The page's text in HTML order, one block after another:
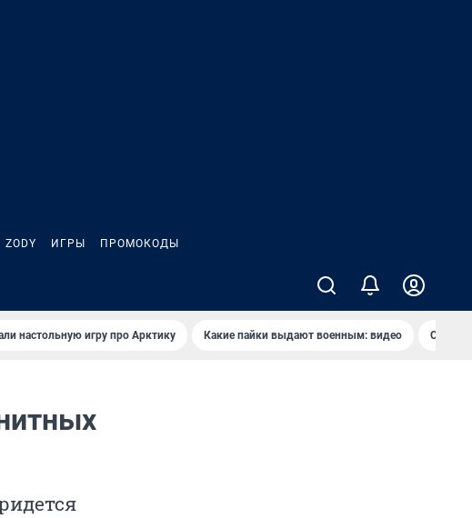
ZODY ИГРЫ ПРОМОКОДЫ
настольную игру про Арктику Какие пайки выдают военным: видео Самая